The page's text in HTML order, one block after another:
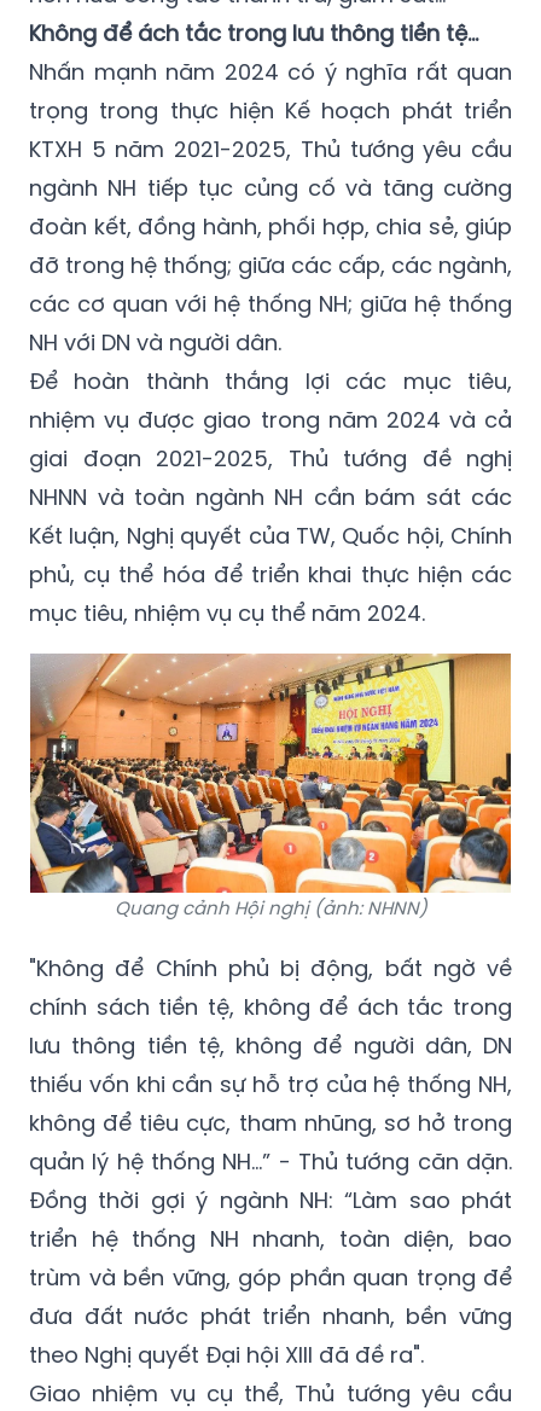
Không để ách tắc trong lưu thông tiền tệ…
Nhấn mạnh năm 2024 có ý nghĩa rất quan
trọng trong thực hiện Kế hoạch phát triển
KTXH 5 năm 2021-2025, Thủ tướng yêu cầu
ngành NH tiếp tục củng cố và tăng cường
đoàn kết, đồng hành, phối hợp, chia sẻ, giúp
đỡ trong hệ thống; giữa các cấp, các ngành,
các cơ quan với hệ thống NH; giữa hệ thống
NH với DN và người dân.
Để hoàn thành thắng lợi các mục tiêu,
nhiệm vụ được giao trong năm 2024 và cả
giai đoạn 2021-2025, Thủ tướng đề nghị
NHNN và toàn ngành NH cần bám sát các
Kết luận, Nghị quyết của TW, Quốc hội, Chính
phủ, cụ thể hóa để triển khai thực hiện các
mục tiêu, nhiệm vụ cụ thể năm 2024.
Quang cảnh Hội nghị (ảnh: NHNN)
"Không để Chính phủ bị động, bất ngờ về
chính sách tiền tệ, không để ách tắc trong
lưu thông tiền tệ, không để người dân, DN
thiếu vốn khi cần sự hỗ trợ của hệ thống NH,
không để tiêu cực, tham nhũng, sơ hở trong
quản lý hệ thống NH…” - Thủ tướng căn dặn.
Đồng thời gợi ý ngành NH: “Làm sao phát
triển hệ thống NH nhanh, toàn diện, bao
trùm và bền vững, góp phần quan trọng để
đưa đất nước phát triển nhanh, bền vững
theo Nghị quyết Đại hội XIII đã đề ra".
Giao nhiệm vụ cụ thể, Thủ tướng yêu cầu